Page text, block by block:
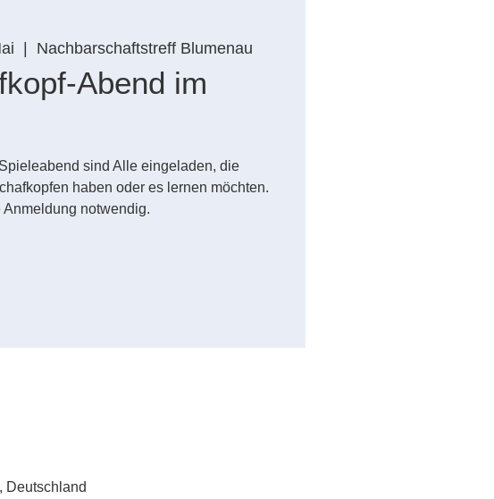
Nachbarschaftstreff Blumenau
Abend im
sind Alle eingeladen, die
haben oder es lernen möchten.
Anmeldung notwendig.
Deutschland